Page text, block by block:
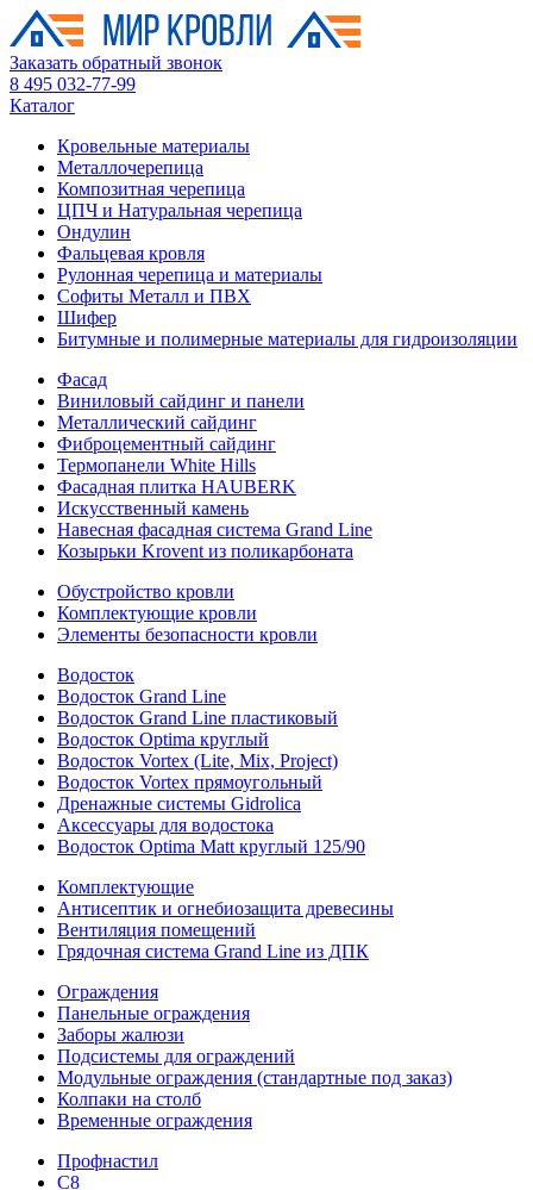
Заказать обратный звонок
8 495 032-77-99
Каталог
Кровельные материалы
Металлочерепица
Композитная черепица
ЦПЧ и Натуральная черепица
Ондулин
Фальцевая кровля
Рулонная черепица и материалы
Софиты Металл и ПВХ
Шифер
Битумные и полимерные материалы для гидроизоляции
Фасад
Виниловый сайдинг и панели
Металлический сайдинг
Фиброцементный сайдинг
Термопанели White Hills
Фасадная плитка HAUBERK
Искусственный камень
Навесная фасадная система Grand Line
Козырьки Krovent из поликарбоната
Обустройство кровли
Комплектующие кровли
Элементы безопасности кровли
Водосток
Водосток Grand Line
Водосток Grand Line пластиковый
Водосток Optima круглый
Водосток Vortex (Lite, Mix, Project)
Водосток Vortex прямоугольный
Дренажные системы Gidrolica
Аксессуары для водостока
Водосток Optima Matt круглый 125/90
Комплектующие
Антисептик и огнебиозащита древесины
Вентиляция помещений
Грядочная система Grand Line из ДПК
Ограждения
Панельные ограждения
Заборы жалюзи
Подсистемы для ограждений
Модульные ограждения (стандартные под заказ)
Колпаки на столб
Временные ограждения
Профнастил
С8